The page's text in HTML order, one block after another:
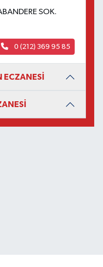
SOK.
0 (212) 369 95 85
ECZANESİ